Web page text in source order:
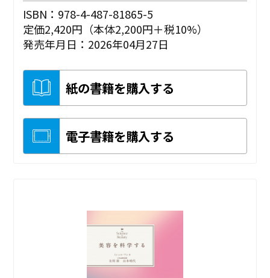
ISBN：978-4-487-81865-5
定価2,420円（本体2,200円＋税10%）
発売年月日：2026年04月27日
紙の書籍を購入する
電子書籍を購入する